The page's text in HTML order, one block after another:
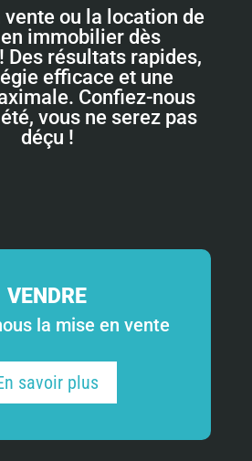
ou la location de
immobilier dès
Des résultats rapides,
efficace et une
Confiez-nous
vous ne serez pas
déçu !
VENDRE
la mise en vente
savoir plus